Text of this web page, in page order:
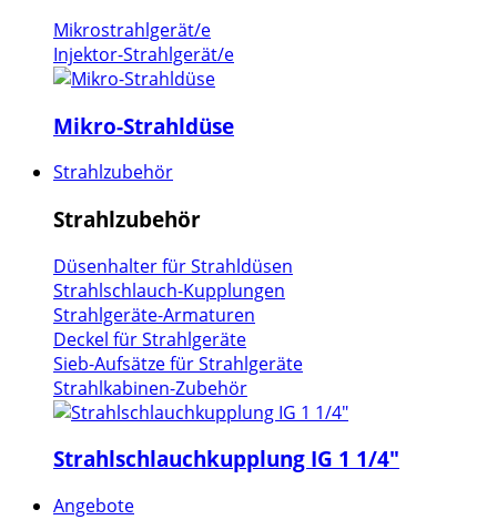
Mikrostrahlgerät/e
Injektor-Strahlgerät/e
Mikro-Strahldüse
Strahlzubehör
Strahlzubehör
Düsenhalter für Strahldüsen
Strahlschlauch-Kupplungen
Strahlgeräte-Armaturen
Deckel für Strahlgeräte
Sieb-Aufsätze für Strahlgeräte
Strahlkabinen-Zubehör
Strahlschlauchkupplung IG 1 1/4"
Angebote